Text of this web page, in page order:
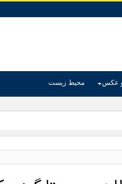
و عکس محیط زیست